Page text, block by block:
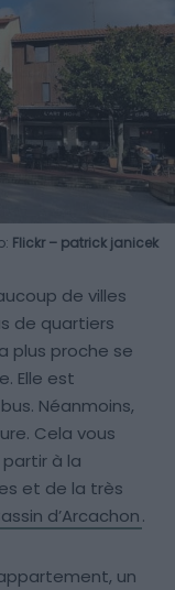
Flickr – patrick janicek
de villes
de quartiers
plus proche se
Elle est
Néanmoins,
Cela vous
à la
et de la très
d’Arcachon.
un